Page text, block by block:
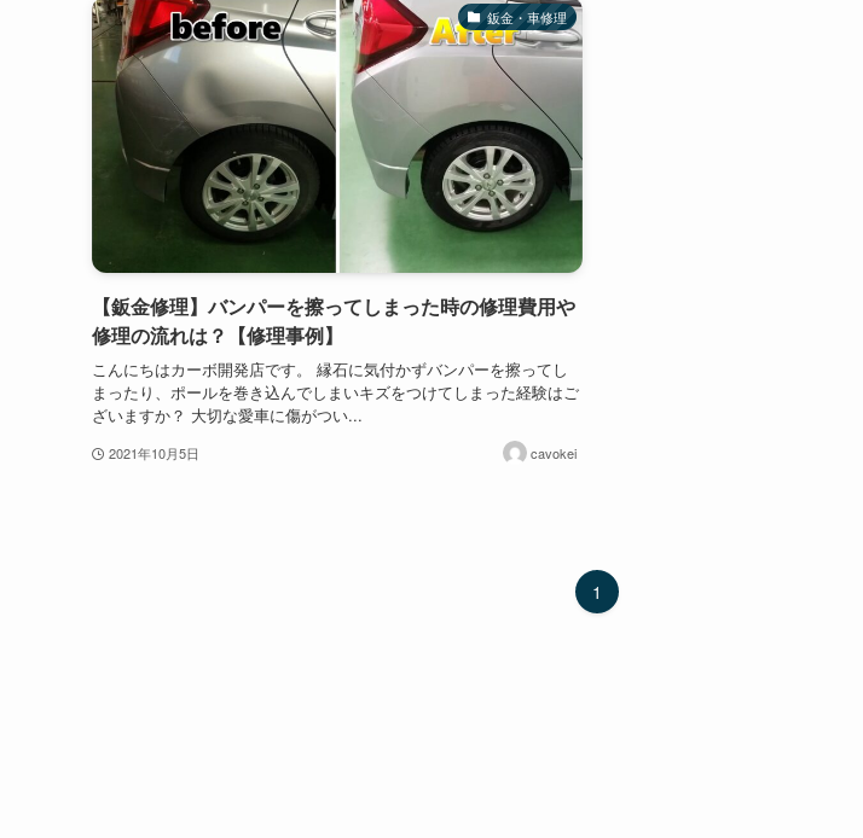
鈑金・車修理
【鈑金修理】バンパーを擦ってしまった時の修理費用や
修理の流れは？【修理事例】
こんにちはカーボ開発店です。 縁石に気付かずバンパーを擦ってし
まったり、ポールを巻き込んでしまいキズをつけてしまった経験はご
ざいますか？ 大切な愛車に傷がつい...
2021年10月5日 cavokei
1